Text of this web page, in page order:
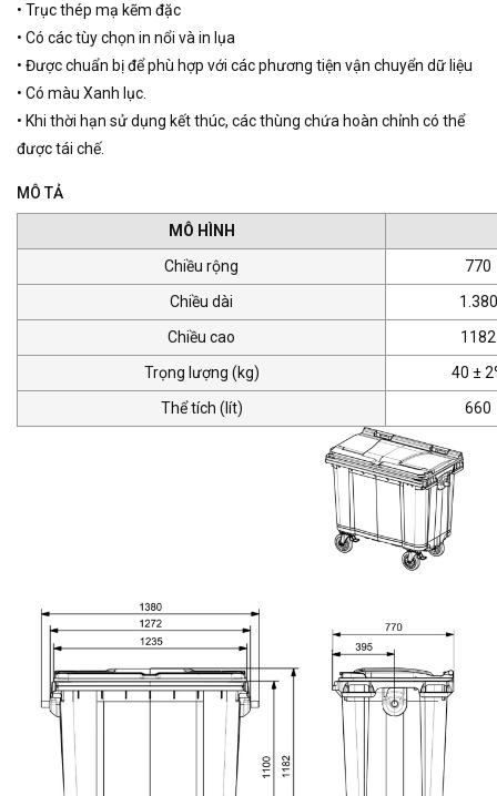
• Trục thép mạ kẽm đặc
• Có các tùy chọn in nổi và in lụa
• Được chuẩn bị để phù hợp với các phương tiện vận chuyển dữ liệu
• Có màu Xanh lục.
• Khi thời hạn sử dụng kết thúc, các thùng chứa hoàn chỉnh có thể
được tái chế.
MÔ TẢ
MÔ HÌNH
Chiều rộng
770
Chiều dài
1.380
Chiều cao
1182
Trọng lượng (kg)
40 ±
Thể tích (lít)
660